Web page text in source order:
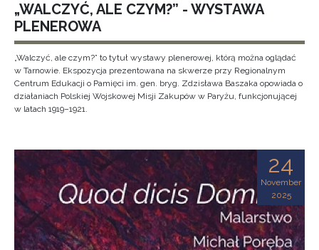
„WALCZYĆ, ALE CZYM?” - WYSTAWA
PLENEROWA
„Walczyć, ale czym?” to tytuł wystawy plenerowej, którą można oglądać
w Tarnowie. Ekspozycja prezentowana na skwerze przy Regionalnym
Centrum Edukacji o Pamięci im. gen. bryg. Zdzisława Baszaka opowiada o
działaniach Polskiej Wojskowej Misji Zakupów w Paryżu, funkcjonującej
w latach 1919–1921.
24
November
2025